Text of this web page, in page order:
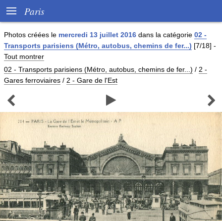
 Paris
Photos créées le mercredi 13 juillet 2016 dans la catégorie 02 -
Transports parisiens (Métro, autobus, chemins de fer...) [7/18] -
Tout montrer
02 - Transports parisiens (Métro, autobus, chemins de fer...) / 2 -
Gares ferroviaires / 2 - Gare de l'Est
  